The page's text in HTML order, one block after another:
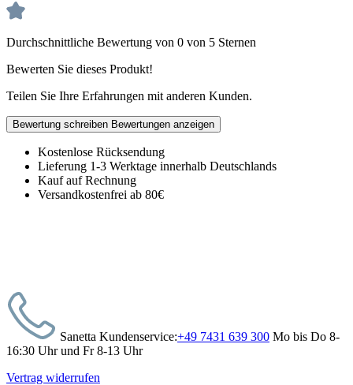
Durchschnittliche Bewertung von 0 von 5 Sternen
Bewerten Sie dieses Produkt!
Teilen Sie Ihre Erfahrungen mit anderen Kunden.
Bewertung schreiben Bewertungen anzeigen
Kostenlose Rücksendung
Lieferung 1-3 Werktage innerhalb Deutschlands
Kauf auf Rechnung
Versandkostenfrei ab 80€
Sanetta Kundenservice:+49 7431 639 300 Mo bis Do 8-
16:30 Uhr und Fr 8-13 Uhr
Vertrag widerrufen